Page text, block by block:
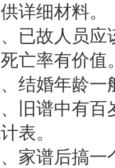
详细材料。
已故人员应
亡率有价值
结婚年龄一
旧谱中有百
表。
家谱后搞一